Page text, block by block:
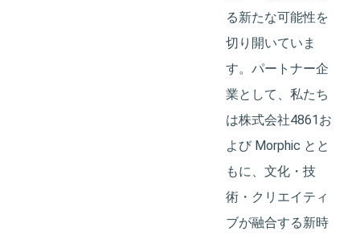
る新たな可能性を
切り開いていま
す。パートナー企
業として、私たち
は株式会社4861お
よび Morphic とと
もに、文化・技
術・クリエイティ
ブが融合する新時